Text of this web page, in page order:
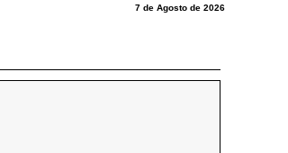
7 de Agosto de 2026